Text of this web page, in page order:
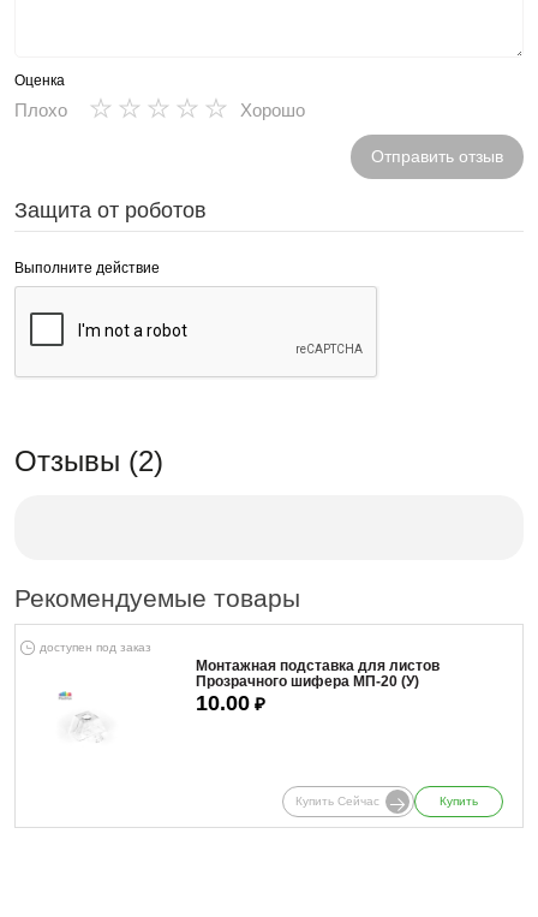
Оценка
Плохо ★
★
★
★
★ Хорошо
Отправить отзыв
Защита от роботов
Выполните действие
Отзывы (2)
Рекомендуемые товары
доступен под заказ
Монтажная подставка для листов
Прозрачного шифера МП-20 (У)
10.00 ₽
Купить Сейчас Купить